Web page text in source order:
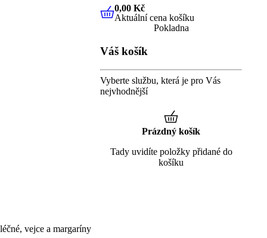
vejce a margaríny
0,00 KčAktuální cena košíku
0,00 Kč
Aktuální cena košíku
Pokladna
Váš košík
Vyberte službu, která je pro Vás
nejvhodnější
Prázdný košík
Tady uvidíte položky přidané do
košíku